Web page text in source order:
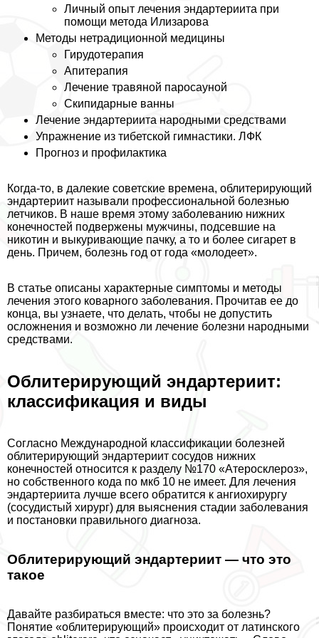
Личный опыт лечения эндартериита при
помощи метода Илизарова
Методы нетрадиционной медицины
Гирудотерапия
Апитерапия
Лечение травяной паросауной
Скипидapные ванны
Лечение эндартериита народными средствами
Упражнение из тибетской гимнастики. ЛФК
Прогноз и профилактика
Когда-то, в далекие советские времена, облитерирующий
эндартериит называли профессиональной болезнью
летчиков. В наше время этому заболеванию нижних
конечностей подвержены мужчины, подсевшие на
никотин и выкуривающие пачку, а то и более сигарет в
день. Причем, болезнь год от года «молодеет».
В статье описаны хаpaктерные симптомы и методы
лечения этого коварного заболевания. Прочитав ее до
конца, вы узнаете, что делать, чтобы не допустить
осложнения и возможно ли лечение болезни народными
средствами.
Облитерирующий эндартериит:
классификация и виды
Согласно Международной классификации болезней
облитерирующий эндартериит сосудов нижних
конечностей относится к разделу №170 «Атеросклероз»,
но собственного кода по мкб 10 не имеет. Для лечения
эндартериита лучше всего обратится к ангиохирургу
(сосудистый хирург) для выяснения стадии заболевания
и постановки правильного диагноза.
Облитерирующий эндартериит — что это
такое
Давайте разбираться вместе: что это за болезнь?
Понятие «облитерирующий» происходит от латинского